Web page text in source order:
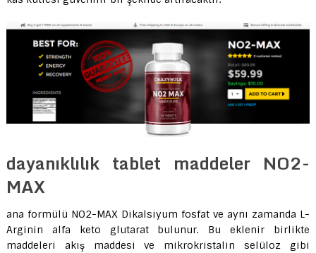
dayanıklılık tablet maddeler NO2-
MAX
ana formülü NO2-MAX Dikalsiyum fosfat ve aynı zamanda L-
Arginin alfa keto glutarat bulunur. Bu eklenir birlikte
maddeleri akış maddesi ve mikrokristalin selüloz gibi